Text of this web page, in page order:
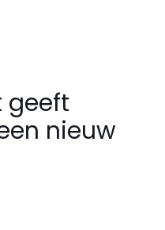
geeft
nieuw